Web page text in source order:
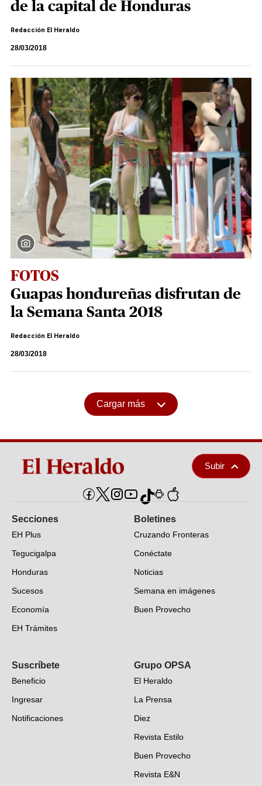
de la capital de Honduras
Redacción El Heraldo
28/03/2018
FOTOS
Guapas hondureñas disfrutan de
la Semana Santa 2018
Redacción El Heraldo
28/03/2018
Cargar más
Subir
Secciones
EH Plus
Tegucigalpa
Honduras
Sucesos
Economía
EH Trámites
EH Verifica
Fotogalerías
Deportes
Videos
Boletines
Cruzando Fronteras
Conéctate
Noticias
Semana en imágenes
Buen Provecho
Suscríbete
Beneficio
Ingresar
Notificaciones
Grupo OPSA
El Heraldo
La Prensa
Diez
Revista Estilo
Buen Provecho
Revista E&N